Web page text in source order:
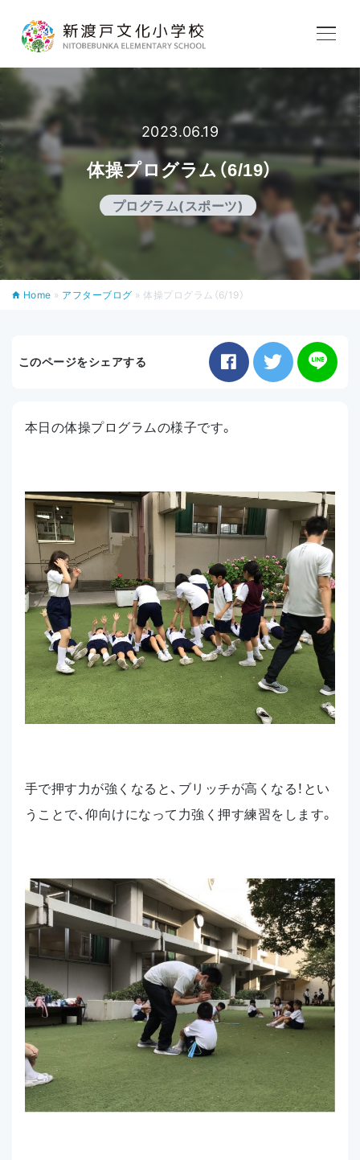
学校生活
入学案内
アクセス
2023.06.19
体操プログラム（6/19）
プログラム(スポーツ)
Home » アフターブログ »体操プログラム（6/19）
このページをシェアする
本日の体操プログラムの様子です。
手で押す力が強くなると、ブリッチが高くなる！とい
うことで、仰向けになって力強く押す練習をします。